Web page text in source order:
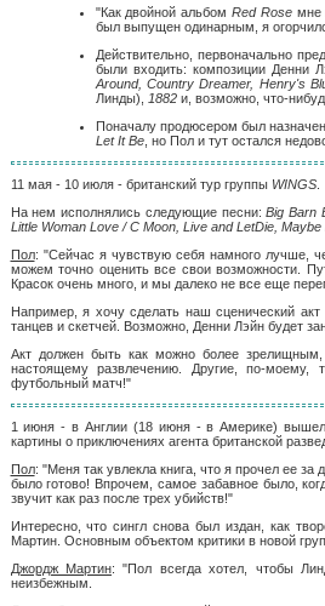
"Как двойной альбом Red Roseмне
был выпущен одинарным, я
Действительно, первоначально
были входить: композиции Денни
Around, Country Dreamer, Henry's
Линды),
1882и, возможно, что-
Поначалу продюсером был
Let It Be, но Пол и тут остался
11 мая - 10 июля - британский тур группы WINGS.
На нем исполнялись следующие песни:Big Barn
Little Woman Love / С Moon, Live and LetDie,
Пол: "Сейчас я чувствую себя намного лучше,
можем точно оценить все свои возможности.
Красок очень много, и мы далеко не все еще
Например, я хочу сделать наш сценический
танцев и скетчей. Возможно, Денни Лэйн будет
Акт должен быть как можно более
настоящему развлечению. Другие, по-моему,
футбольный матч!"
1 июня - в Англии (18 июня - в Америке) вышел
картины о приключениях агента британской
Пол: "Меня так увлекла книга, что я прочел ее
было готово! Впрочем, самое забавное было,
звучит как раз после трех убийств!"
Интересно, что сингл снова был издан, как
Мартин. Основным объектом критики в новой
Джордж Мартин: "Пол всегда хотел, чтобы
неизбежным.